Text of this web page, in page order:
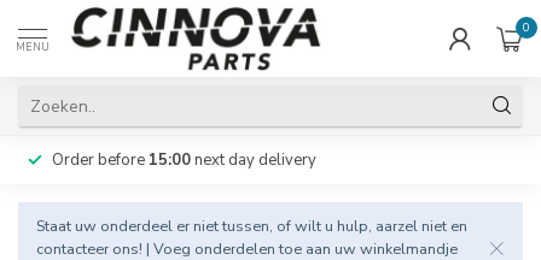
MENU
0
Order before 15:00next day delivery
Staat uw onderdeel er niet tussen, of wilt u hulp, aarzel niet en
contacteer ons! | Voeg onderdelen toe aan uw winkelmandje